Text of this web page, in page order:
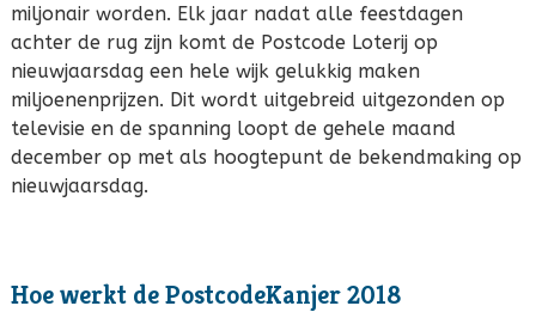
miljonair worden. Elk jaar nadat alle feestdagen
achter de rug zijn komt de Postcode Loterij op
nieuwjaarsdag een hele wijk gelukkig maken
miljoenenprijzen. Dit wordt uitgebreid uitgezonden op
televisie en de spanning loopt de gehele maand
december op met als hoogtepunt de bekendmaking op
nieuwjaarsdag.
Hoe werkt de PostcodeKanjer 2018